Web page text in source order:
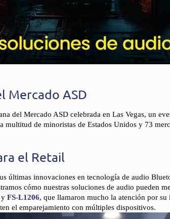
Mercado ASD
del Mercado ASD celebrada en Las Vegas, un
de minoristas de Estados Unidos y 73
el Retail
últimas innovaciones en tecnología de audio
cómo nuestras soluciones de audio pueden
yFS-L1206, que llamaron mucho la atención por
el emparejamiento con múltiples dispositivos.